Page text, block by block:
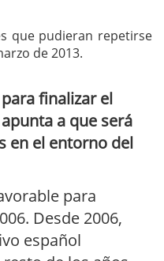
que pudieran repetirse
de 2013.
finalizar el
a que será
en el entorno del
para
Desde 2006,
español